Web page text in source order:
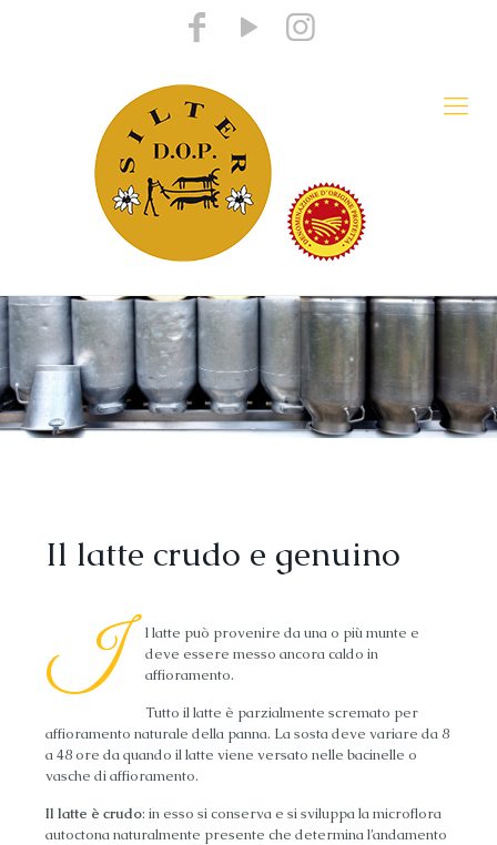
Il latte crudo e genuino
I
l latte può provenire da una o più munte e
deve essere messo ancora caldo in
affioramento.
Tutto il latte è parzialmente scremato per
affioramento naturale della panna. La sosta deve variare da 8
a 48 ore da quando il latte viene versato nelle bacinelle o
vasche di affioramento.
Il latte è crudo: in esso si conserva e si sviluppa la microflora
autoctona naturalmente presente che determina l’andamento